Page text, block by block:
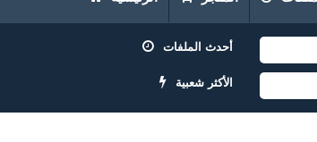
أحدث الملفات
الأكثر شعبية